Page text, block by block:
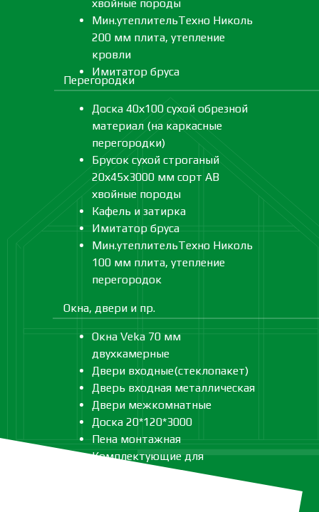
хвойные породы
Мин.утеплительТехно Николь
200 мм плита, утепление
кровли
Имитатор бруса
Перегородки
Доска 40х100 сухой обрезной
материал (на каркасные
перегородки)
Брусок сухой строганый
20х45х3000 мм сорт АВ
хвойные породы
Кафель и затирка
Имитатор бруса
Мин.утеплительТехно Николь
100 мм плита, утепление
перегородок
Окна, двери и пр.
Окна Veka 70 мм
двухкамерные
Двери входные(стеклопакет)
Дверь входная металлическая
Двери межкомнатные
Доска 20*120*3000
Пена монтажная
Комплектующие для